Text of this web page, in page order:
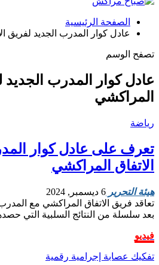
الصفحة الرئيسية
عادل كوار المدرب الجديد لفريق
تصفح الوسم
عادل كوار المدرب الجديد
المراكشي
رياضة
تعرف على عادل كوار
الاتفاق المراكشي
هيئة التحرير 6 ديسمبر, 2024
تعاقد فريق الاتفاق المراكشي مع
بعد سلسلة من النتائج السلبية التي
فيديو
تفكيك عصابة إجرامية رقمية